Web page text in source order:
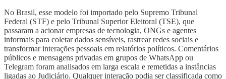
No Brasil, esse modelo foi importado pelo Supremo Tribunal
Federal (STF) e pelo Tribunal Superior Eleitoral (TSE), que
passaram a acionar empresas de tecnologia, ONGs e agentes
informais para coletar dados sensíveis, rastrear redes sociais e
transformar interações pessoais em relatórios políticos. Comentários
públicos e mensagens privadas em grupos de WhatsApp ou
Telegram foram analisados em larga escala e remetidas a instâncias
ligadas ao Judiciário. Qualquer interação podia ser classificada como